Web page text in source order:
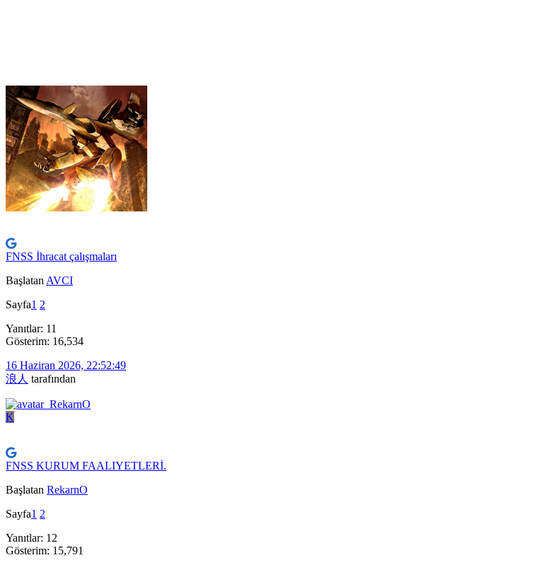
FNSS İhracat çalışmaları
Başlatan AVCI
Sayfa1 2
Yanıtlar: 11
Gösterim: 16,534
16 Haziran 2026, 22:52:49
浪人 tarafından
K
FNSS KURUM FAALIYETLERİ.
Başlatan RekarnO
Sayfa1 2
Yanıtlar: 12
Gösterim: 15,791